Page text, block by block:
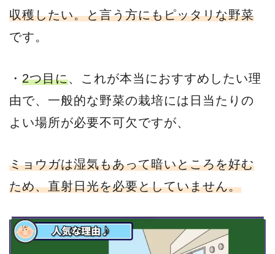
収穫したい。と言う方にもピッタリな野菜
です。
・ 2つ目に、これが本当におすすめしたい理
由で、一般的な野菜の栽培には日当たりの
よい場所が必要不可欠ですが、
ミョウガは湿気もあって暗いところを好む
ため、直射日光を必要としていません。